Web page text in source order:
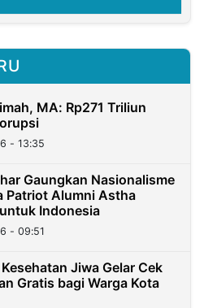
MA: Rp271 Triliun
- 13:35
Gaungkan Nasionalisme
Patriot Alumni Astha
Indonesia
- 09:51
Jiwa Gelar Cek
Gratis bagi Warga Kota